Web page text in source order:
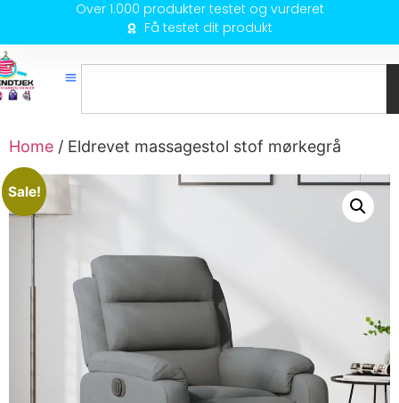
Over 1.000 produkter testet og vurderet
Få testet dit produkt
Home / Eldrevet massagestol stof mørkegrå
Sale!